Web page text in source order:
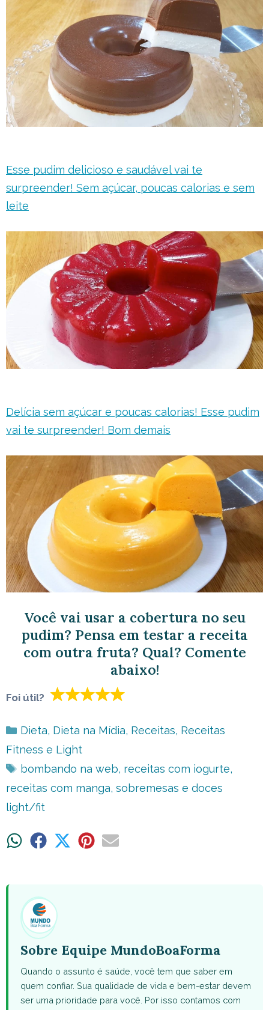
Esse pudim delicioso e saudável vai te
surpreender! Sem açúcar, poucas calorias e sem
leite
Delícia sem açúcar e poucas calorias! Esse pudim
vai te surpreender! Bom demais
Você vai usar a cobertura no seu
pudim? Pensa em testar a receita
com outra fruta? Qual? Comente
abaixo!
Foi útil?
Categorias
Dieta, Dieta na Mídia, Receitas, Receitas
Fitness e Light
Tags
bombando na web, receitas com iogurte,
receitas com manga, sobremesas e doces
light/fit
ShareShare ShareShareShare
Sobre Equipe MundoBoaForma
Quando o assunto é saúde, você tem que saber em
quem confiar. Sua qualidade de vida e bem-estar devem
ser uma prioridade para você. Por isso contamos com